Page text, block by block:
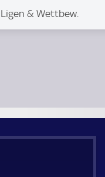
Ligen & Wettbew.